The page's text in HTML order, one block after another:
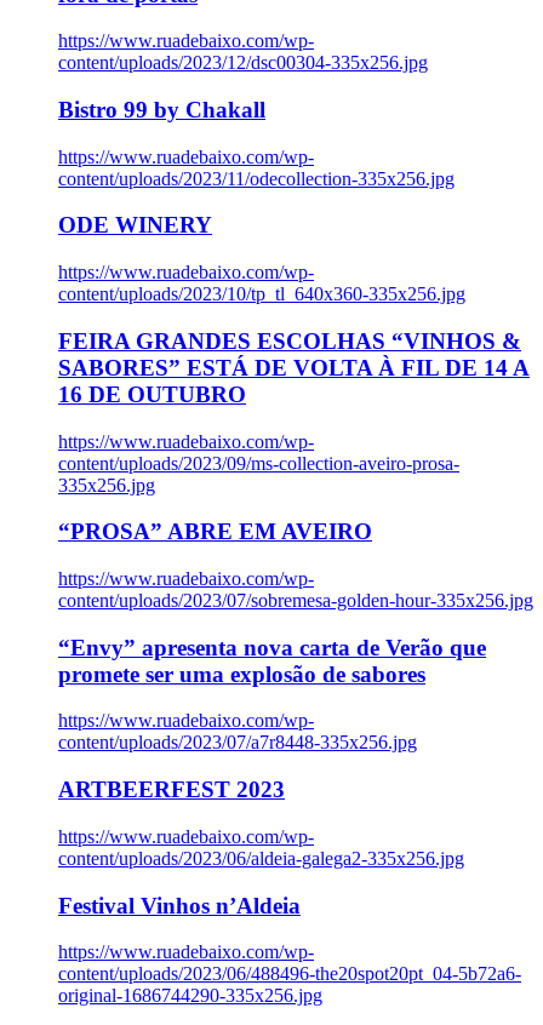
https://www.ruadebaixo.com/wp-
content/uploads/2023/12/dsc00304-335x256.jpg
Bistro 99 by Chakall
https://www.ruadebaixo.com/wp-
content/uploads/2023/11/odecollection-335x256.jpg
ODE WINERY
https://www.ruadebaixo.com/wp-
content/uploads/2023/10/tp_tl_640x360-335x256.jpg
FEIRA GRANDES ESCOLHAS “VINHOS &
SABORES” ESTÁ DE VOLTA À FIL DE 14 A
16 DE OUTUBRO
https://www.ruadebaixo.com/wp-
content/uploads/2023/09/ms-collection-aveiro-prosa-
335x256.jpg
“PROSA” ABRE EM AVEIRO
https://www.ruadebaixo.com/wp-
content/uploads/2023/07/sobremesa-golden-hour-335x256.jpg
“Envy” apresenta nova carta de Verão que
promete ser uma explosão de sabores
https://www.ruadebaixo.com/wp-
content/uploads/2023/07/a7r8448-335x256.jpg
ARTBEERFEST 2023
https://www.ruadebaixo.com/wp-
content/uploads/2023/06/aldeia-galega2-335x256.jpg
Festival Vinhos n’Aldeia
https://www.ruadebaixo.com/wp-
content/uploads/2023/06/488496-the20spot20pt_04-5b72a6-
original-1686744290-335x256.jpg